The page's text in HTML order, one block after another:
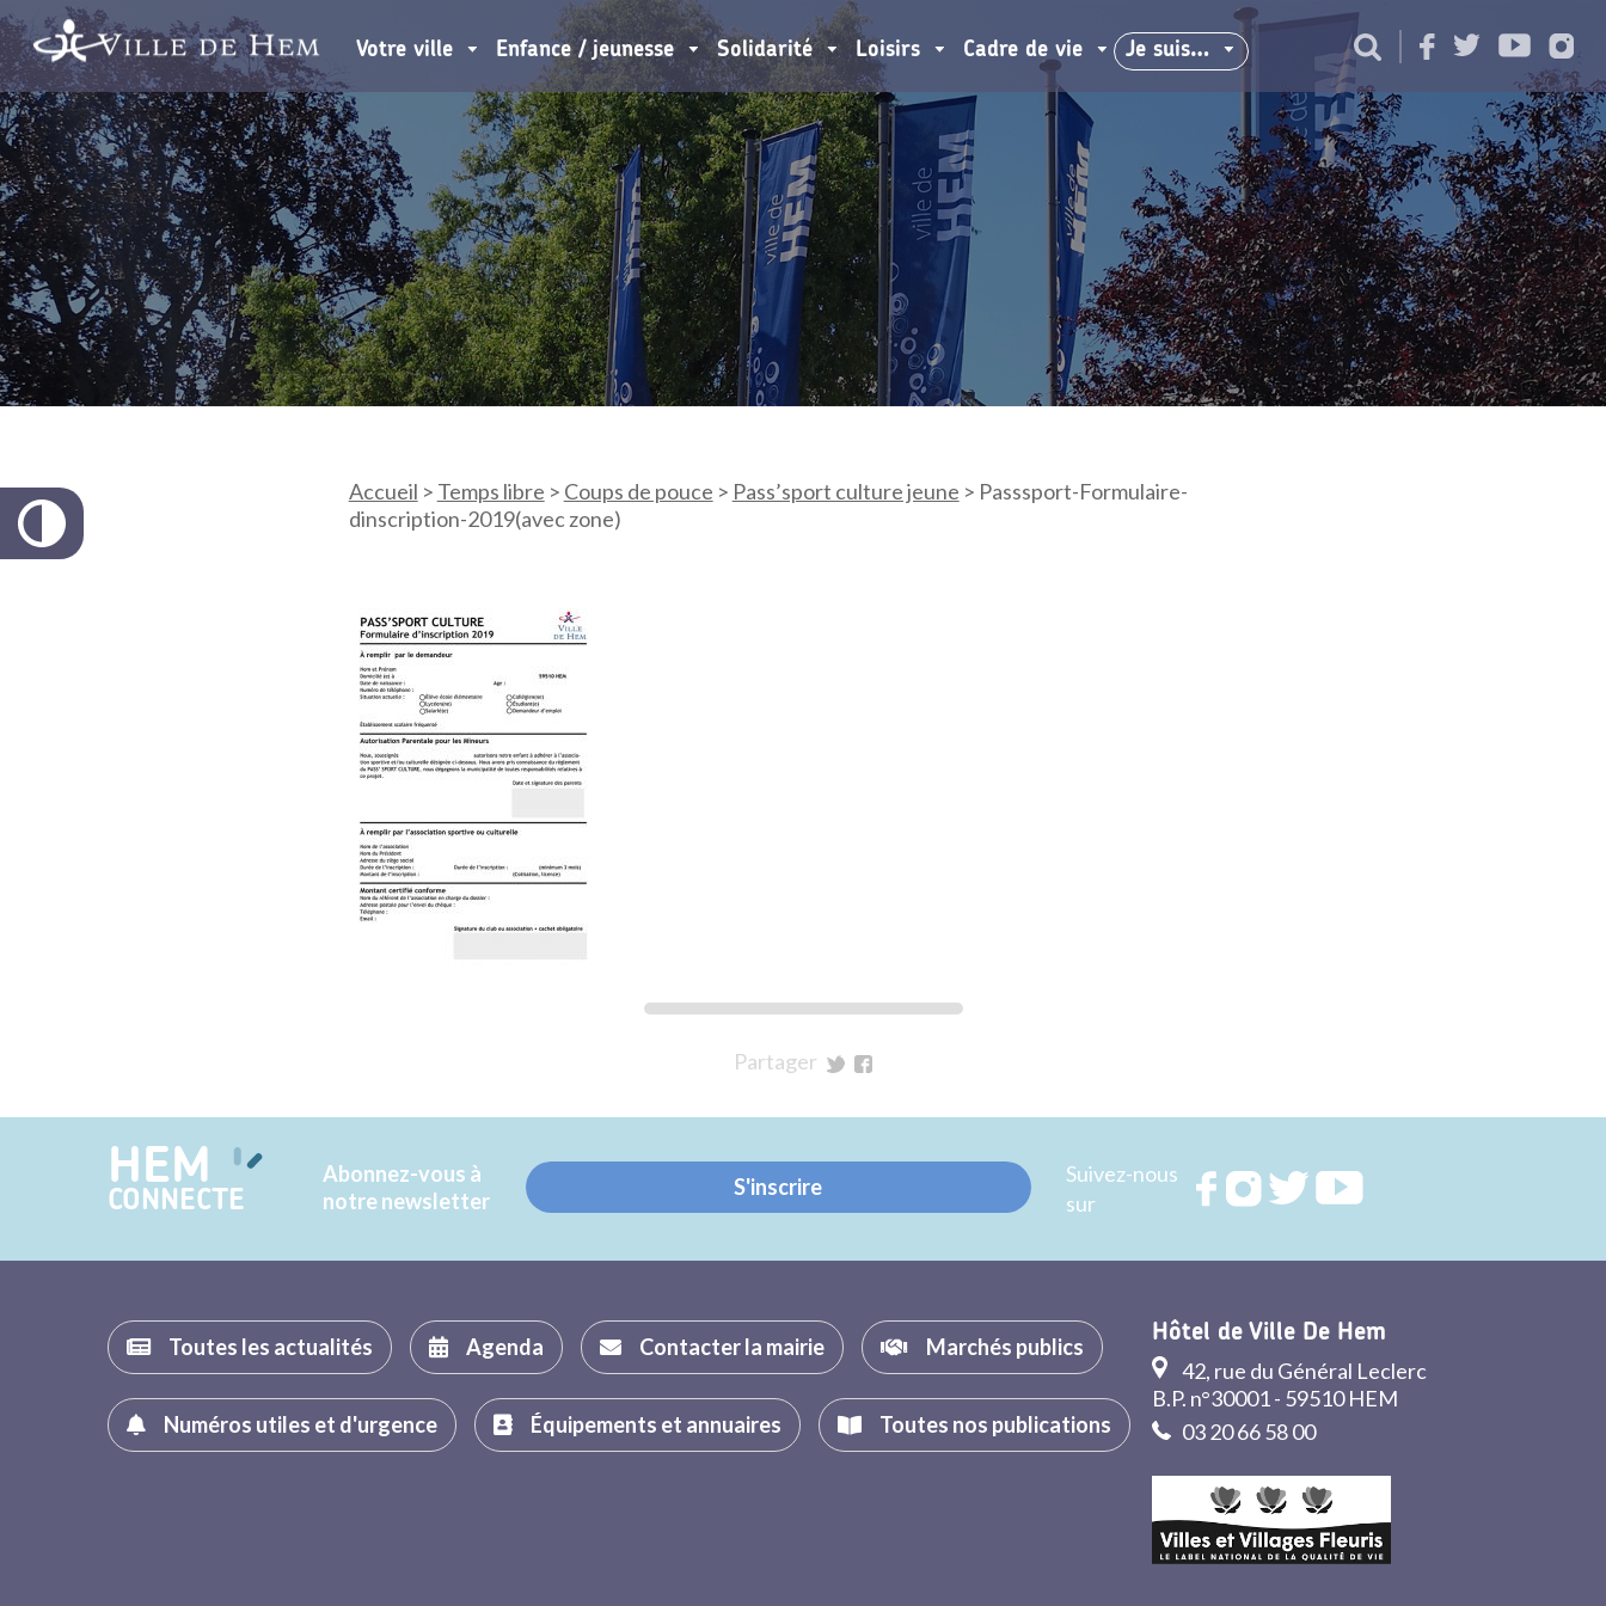
Votre ville Enfance / jeunesse Solidarité Loisirs Cadre de vie Je suis…
Accueil > Temps libre > Coups de pouce > Pass’sport culture jeune > Passsport-Formulaire-
dinscription-2019(avec zone)
Partager
Twitter
Facebook
HEM
CONNECTE
Abonnez-vous à
notre newsletter
S'inscrire
Suivez-nous
sur
RejoignezRejoignezRejoignez
Toutes les actualités Agenda Contacter la mairie Marchés publics
Numéros utiles et d'urgence Équipements et annuaires Toutes nos publications
Hôtel de Ville De Hem
42, rue du Général Leclerc
B.P. n°30001 - 59510 HEM
03 20 66 58 00